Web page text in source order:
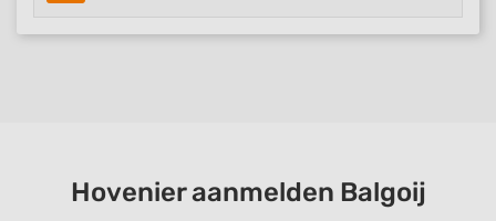
Hovenier aanmelden Balgoij